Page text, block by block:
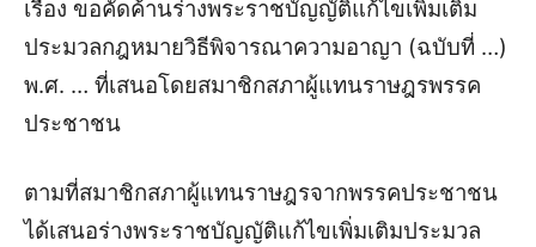
เรื่อง ขอคัดค้านร่างพระราชบัญญัติแก้ไขเพิ่มเติม
ประมวลกฎหมายวิธีพิจารณาความอาญา (ฉบับที่ …)
พ.ศ. … ที่เสนอโดยสมาชิกสภาผู้แทนราษฎรพรรค
ประชาชน
ตามที่สมาชิกสภาผู้แทนราษฎรจากพรรคประชาชน
ได้เสนอร่างพระราชบัญญัติแก้ไขเพิ่มเติมประมวล